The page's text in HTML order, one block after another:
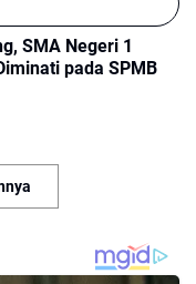
SMA Negeri 1
pada SPMB